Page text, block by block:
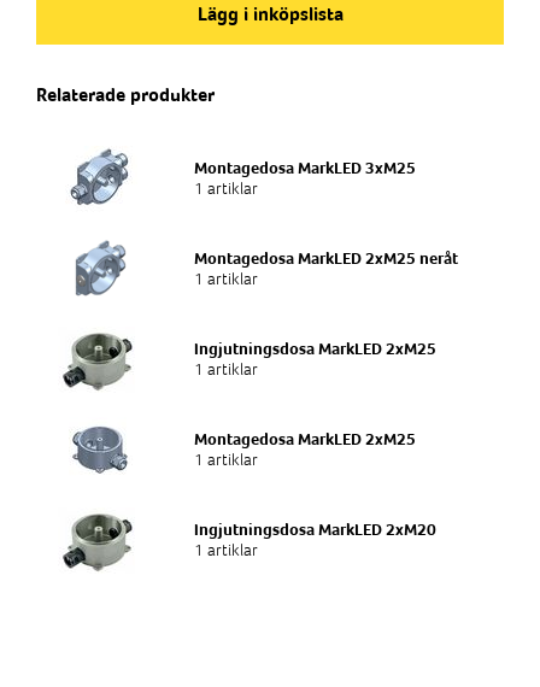
Utrymning tunnlar
Tillbehör
Blindplugg
Lägg i inköpslista
Relaterade produkter
Montagedosa MarkLED 3xM25
1 artiklar
Montagedosa MarkLED 2xM25 neråt
1 artiklar
Ingjutningsdosa MarkLED 2xM25
1 artiklar
Montagedosa MarkLED 2xM25
1 artiklar
Ingjutningsdosa MarkLED 2xM20
1 artiklar